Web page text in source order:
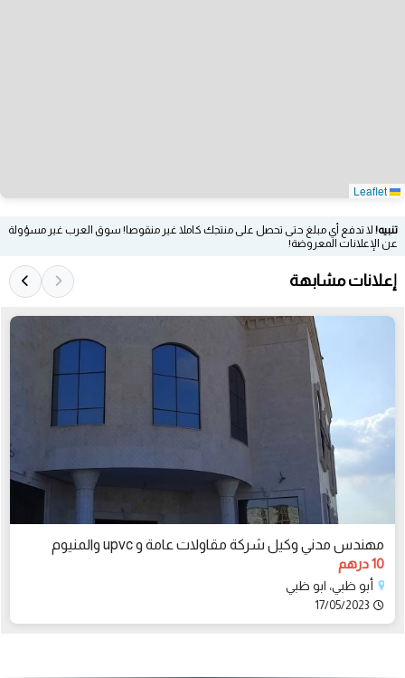
تنبيه! لا تدفع أي مبلغ حتى تحصل على منتجك كاملا غير منقوصا! سوق العرب غير مسؤولة
عن الإعلانات المعروضة!
إعلانات مشابهة
مهندس مدني وكيل شركة مقاولات عامة و upvc والمنيوم
10 درهم
أبو ظبي، ابو ظبي
17/05/2023